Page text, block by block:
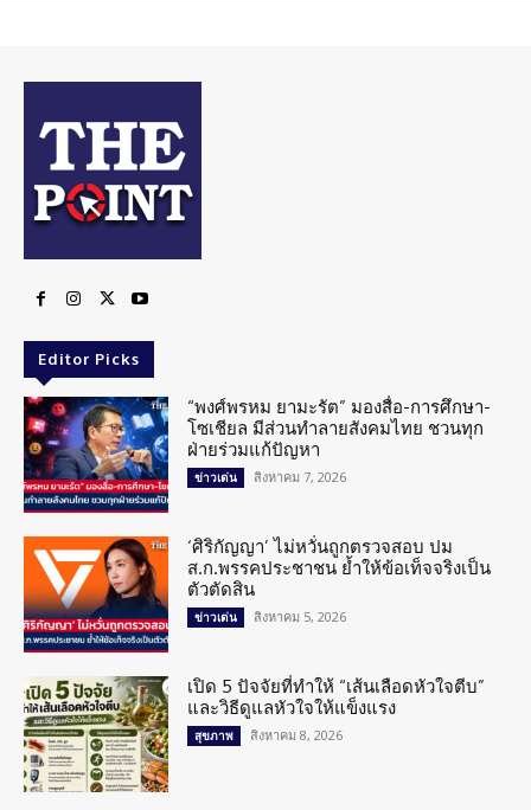
Editor Picks
“พงศ์พรหม ยามะรัต” มองสื่อ-การศึกษา-
โซเชียล มีส่วนทำลายสังคมไทย ชวนทุก
ฝ่ายร่วมแก้ปัญหา
ข่าวเด่น สิงหาคม 7, 2026
‘ศิริกัญญา’ ไม่หวั่นถูกตรวจสอบ ปม
ส.ก.พรรคประชาชน ย้ำให้ข้อเท็จจริงเป็น
ตัวตัดสิน
ข่าวเด่น สิงหาคม 5, 2026
เปิด 5 ปัจจัยที่ทำให้ “เส้นเลือดหัวใจตีบ”
และวิธีดูแลหัวใจให้แข็งแรง
สุขภาพ สิงหาคม 8, 2026